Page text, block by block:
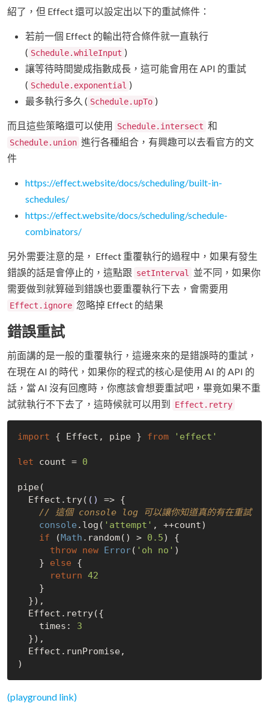
紹了，但 Effect 還可以設定出以下的重試條件：
若前一個 Effect 的輸出符合條件就一直執行
( Schedule.whileInput )
讓等待時間變成指數成長，這可能會用在 API 的重試
( Schedule.exponential )
最多執行多久 ( Schedule.upTo )
而且這些策略還可以使用 Schedule.intersect 和
Schedule.union 進行各種組合，有興趣可以去看官方的文
件
https://effect.website/docs/scheduling/built-in-
schedules/
https://effect.website/docs/scheduling/schedule-
combinators/
另外需要注意的是， Effect 重覆執行的過程中，如果有發生
錯誤的話是會停止的，這點跟 setInterval 並不同，如果你
需要做到就算碰到錯誤也要重覆執行下去，會需要用
Effect.ignore 忽略掉 Effect 的結果
錯誤重試
前面講的是一般的重覆執行，這邊來來的是錯誤時的重試，
在現在 AI 的時代，如果你的程式的核心是使用 AI 的 API 的
話，當 AI 沒有回應時，你應該會想要重試吧，畢竟如果不重
試就執行不下去了，這時候就可以用到
Effect.retry
import { Effect, pipe } from 'effect'
let count = 0
pipe(
  Effect.try(
() => {
// 這個 console log 可以讓你知道真的有在重試
console .log( 'attempt' , ++count)
if (Math .random() > 0.5) {
throw new Error( 'oh no' )
    }
else {
return 42
    times:
3
(playground link)